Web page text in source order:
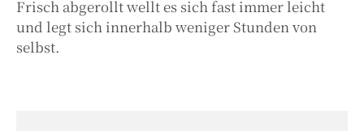
Frisch abgerollt wellt es sich fast immer leicht
und legt sich innerhalb weniger Stunden von
selbst.